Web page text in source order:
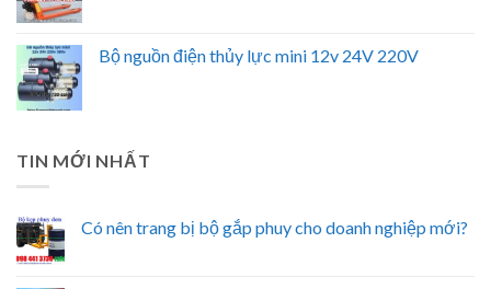
Bộ nguồn điện thủy lực mini 12v 24V 220V
TIN MỚI NHẤT
Có nên trang bị bộ gắp phuy cho doanh nghiệp mới?